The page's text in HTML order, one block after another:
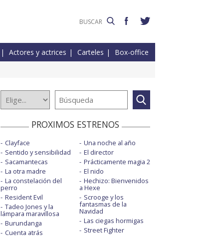
Actores y actrices Carteles Box-office
PROXIMOS ESTRENOS
Clayface
Sentido y sensibilidad
Sacamantecas
La otra madre
La constelación del
perro
Resident Evil
Tadeo Jones y la
lámpara maravillosa
Burundanga
Cuenta atrás
Una noche al año
El director
Prácticamente magia 2
El nido
Hechizo: Bienvenidos
a Hexe
Scrooge y los
fantasmas de la
Navidad
Las ciegas hormigas
Street Fighter